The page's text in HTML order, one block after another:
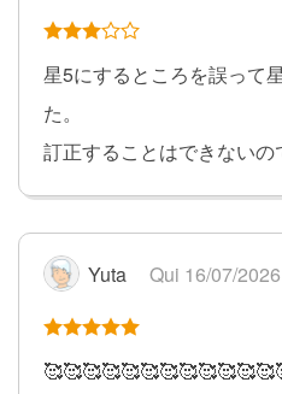
星5にするところを誤って
た。
訂正することはできないの
Yuta Qui 16/07/